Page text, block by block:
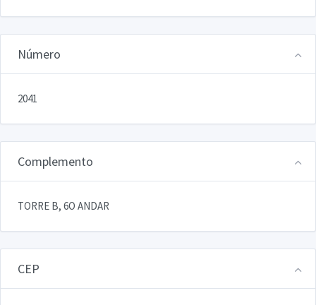
Número
2041
Complemento
TORRE B, 6O ANDAR
CEP